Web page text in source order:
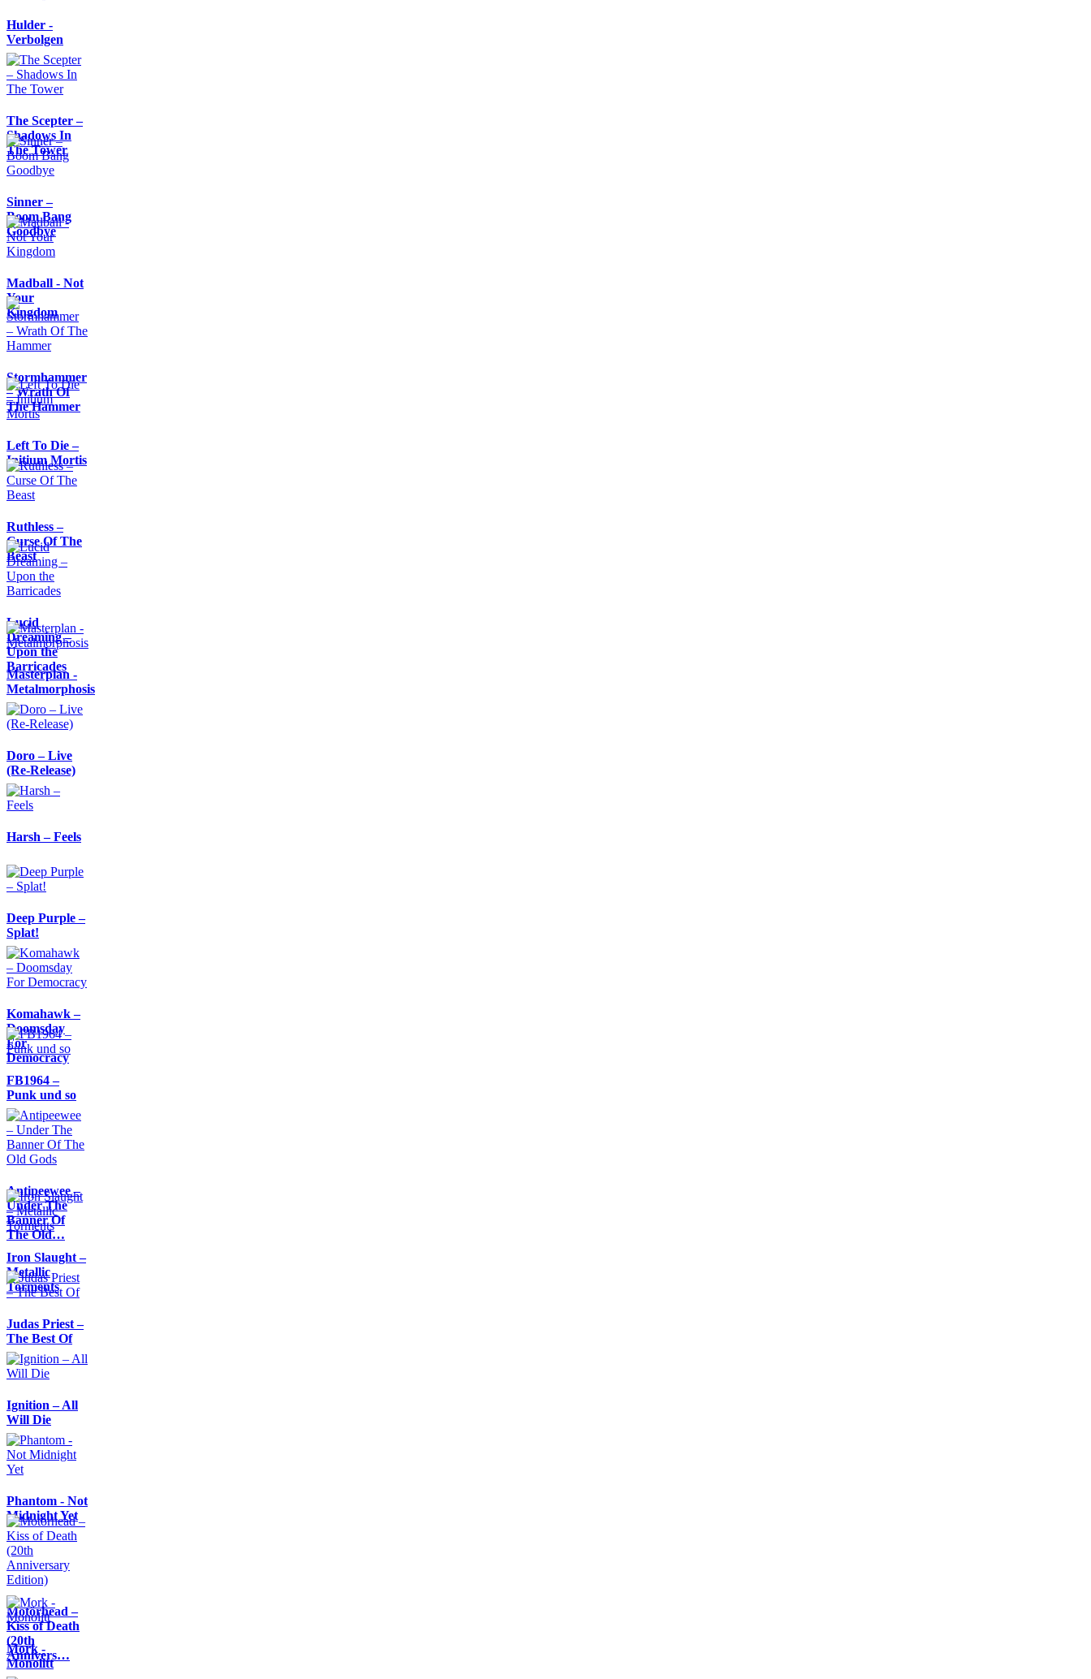
Hulder -
Verbolgen
The Scepter –
Shadows In
The Tower
Sinner –
Boom Bang
Goodbye
Madball - Not
Your
Kingdom
Stormhammer
– Wrath Of
The Hammer
Left To Die –
Initium Mortis
Ruthless –
Curse Of The
Beast
Lucid
Dreaming –
Upon the
Barricades
Masterplan -
Metalmorphosis
Doro – Live
(Re-Release)
Harsh – Feels
Deep Purple –
Splat!
Komahawk –
Doomsday
For
Democracy
FB1964 –
Punk und so
Antipeewee –
Under The
Banner Of
The Old…
Iron Slaught –
Metallic
Torments
Judas Priest –
The Best Of
Ignition – All
Will Die
Phantom - Not
Midnight Yet
Motörhead –
Kiss of Death
(20th
Annivers…
Mork -
Monolitt